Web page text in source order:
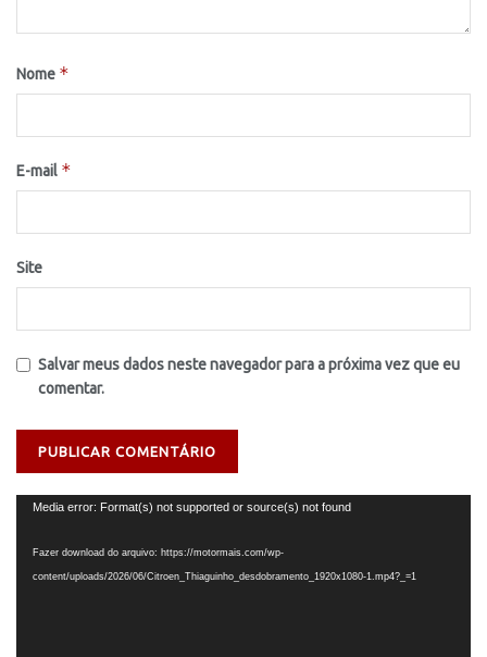
Nome *
E-mail *
Site
Salvar meus dados neste navegador para a próxima vez que eu
comentar.
Tocador
vídeo
Media error: Format(s) not supported or source(s) not found
Fazer download do arquivo: https://motormais.com/wp-
content/uploads/2026/06/Citroen_Thiaguinho_desdobramento_1920x1080-1.mp4?_=1